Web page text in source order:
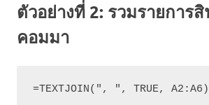
ตัวอย่างที่ 2: รวมรายการ
คอมมา
=TEXTJOIN(", ", TRUE, A2:A6)